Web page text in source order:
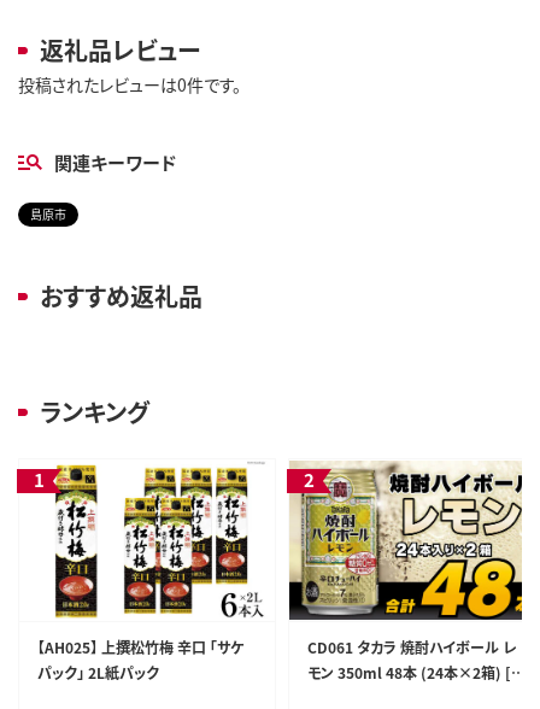
返礼品レビュー
投稿されたレビューは0件です。
関連キーワード
島原市
おすすめ返礼品
ランキング
【AH025】 上撰松竹梅 辛口 「サケ
パック」 2L紙パック
CD061 タカラ 焼酎ハイボール レ
モン 350ml 48本 (24本×2箱) [